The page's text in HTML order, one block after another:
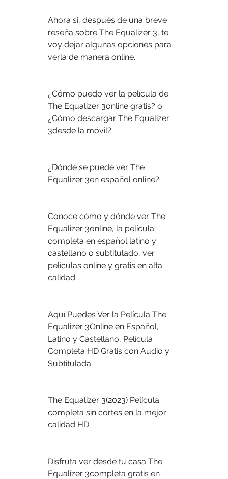
Ahora si, después de una breve
reseña sobre The Equalizer 3, te
voy dejar algunas opciones para
verla de manera online.
¿Cómo puedo ver la película de
The Equalizer 3online gratis? o
¿Cómo descargar The Equalizer
3desde la móvil?
¿Dónde se puede ver The
Equalizer 3en español online?
Conoce cómo y dónde ver The
Equalizer 3online, la película
completa en español latino y
castellano o subtitulado, ver
películas online y gratis en alta
calidad.
Aquí Puedes Ver la Película The
Equalizer 3Online en Español,
Latino y Castellano, Película
Completa HD Gratis con Audio y
Subtitulada.
The Equalizer 3(2023) Película
completa sin cortes en la mejor
calidad HD
Disfruta ver desde tu casa The
Equalizer 3completa gratis en